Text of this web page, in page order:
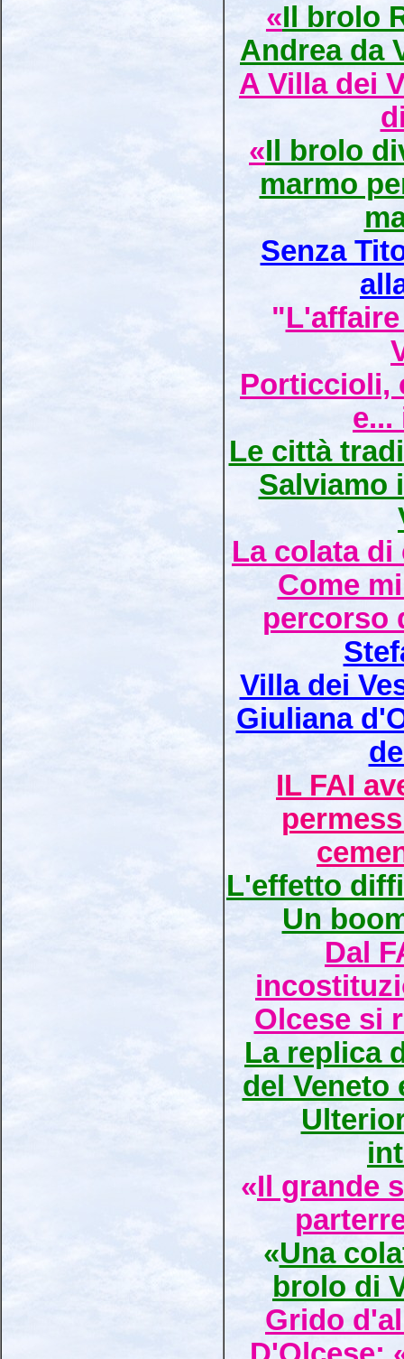
«Il brolo
Andrea da
A Villa dei
«Il brolo
marmo
Senza
"
Porticcioli,
Le città
Salviamo
La colata
Come
percorso
Villa dei
Giuliana
IL FAI
L'effetto
Un
Dal
Olcese si
La replica
del Veneto
«Il grande
«Una
brolo di
Grido